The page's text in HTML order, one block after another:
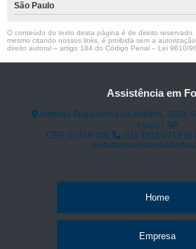
São Paulo
O conteúdo do texto desta página é de direito
mesmo citando nossos links, é proibida sem a
direito autoral – artigo 184 do Código Penal – Lei 9610/
Assistência em
Avenida Brigadeiro Luís Antônio, 2050,
Paulo - SP
CEP: 01318-002
(11) 3313-0719
Home
Empresa